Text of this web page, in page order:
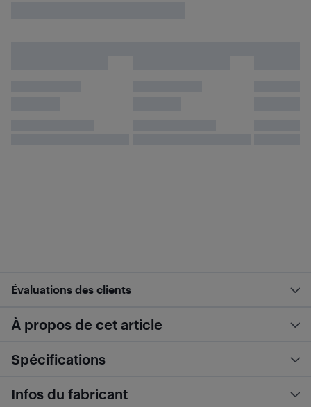
Évaluations des clients
À propos de cet article
Spécifications
Infos du fabricant